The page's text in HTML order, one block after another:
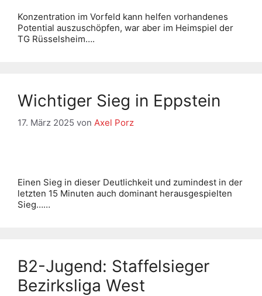
Konzentration im Vorfeld kann helfen vorhandenes
Potential auszuschöpfen, war aber im Heimspiel der
TG Rüsselsheim….
Wichtiger Sieg in Eppstein
17. März 2025 von Axel Porz
Einen Sieg in dieser Deutlichkeit und zumindest in der
letzten 15 Minuten auch dominant herausgespielten
Sieg……
B2-Jugend: Staffelsieger
Bezirksliga West